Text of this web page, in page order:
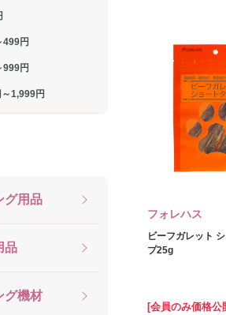
ジーワールド
ー
ー＆ウエフク
499円
999円
1,999円
グ用品
品
グ機材
フォレハス
ビーフガレット
プ25g
[会員のみ価格公